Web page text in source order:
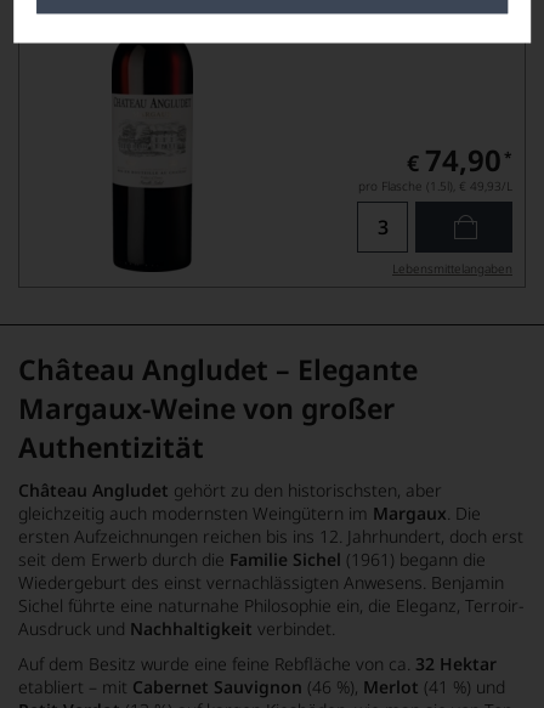
€ 74,90 *
pro Flasche (1.5l), € 49,93/L
Lebensmittel­angaben
Château Angludet – Elegante
Margaux-Weine von großer
Authentizität
Château Angludet gehört zu den historischsten, aber
gleichzeitig auch modernsten Weingütern im Margaux. Die
ersten Aufzeichnungen reichen bis ins 12. Jahrhundert, doch erst
seit dem Erwerb durch die Familie Sichel (1961) begann die
Wiedergeburt des einst vernachlässigten Anwesens. Benjamin
Sichel führte eine naturnahe Philosophie ein, die Eleganz, Terroir-
Ausdruck und Nachhaltigkeit verbindet.
Auf dem Besitz wurde eine feine Rebfläche von ca. 32 Hektar
etabliert – mit Cabernet Sauvignon (46 %), Merlot (41 %) und